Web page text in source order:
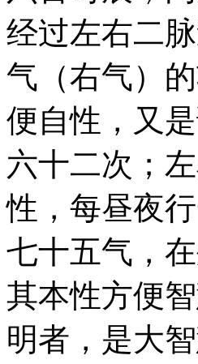
经过左右二
气（右气）
便自性，又
六十二次；
性，每昼夜
七十五气，
其本性方便
明者，是大